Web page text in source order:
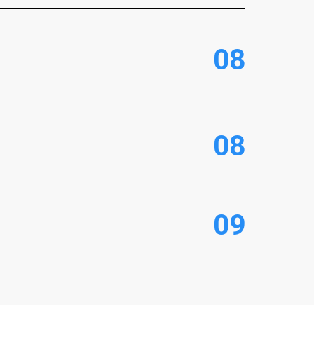
08
08
09